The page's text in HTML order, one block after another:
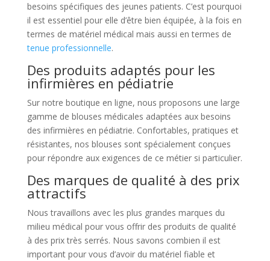
besoins spécifiques des jeunes patients. C’est pourquoi
il est essentiel pour elle d’être bien équipée, à la fois en
termes de matériel médical mais aussi en termes de
tenue professionnelle.
Des produits adaptés pour les
infirmières en pédiatrie
Sur notre boutique en ligne, nous proposons une large
gamme de blouses médicales adaptées aux besoins
des infirmières en pédiatrie. Confortables, pratiques et
résistantes, nos blouses sont spécialement conçues
pour répondre aux exigences de ce métier si particulier.
Des marques de qualité à des prix
attractifs
Nous travaillons avec les plus grandes marques du
milieu médical pour vous offrir des produits de qualité
à des prix très serrés. Nous savons combien il est
important pour vous d’avoir du matériel fiable et